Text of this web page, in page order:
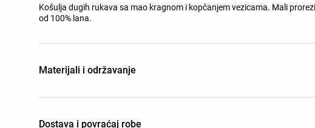
Košulja dugih rukava sa mao kragnom i kopčanjem vezicama. Mali
od 100% lana.
Materijali i održavanje
Dostava i povraćaj robe